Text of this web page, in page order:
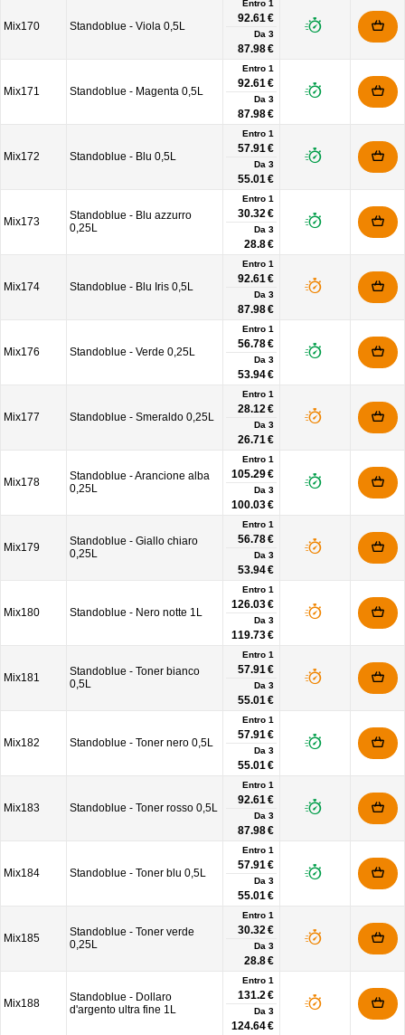
Mix170 Standoblue - Viola 0,5L
Entro 1
92.61 €
Da 3
87.98 €
Mix171 Standoblue - Magenta 0,5L
Entro 1
92.61 €
Da 3
87.98 €
Mix172 Standoblue - Blu 0,5L
Entro 1
57.91 €
Da 3
55.01 €
Mix173
Standoblue - Blu azzurro
0,25L
Entro 1
30.32 €
Da 3
28.8 €
Mix174 Standoblue - Blu Iris 0,5L
Entro 1
92.61 €
Da 3
87.98 €
Mix176 Standoblue - Verde 0,25L
Entro 1
56.78 €
Da 3
53.94 €
Mix177 Standoblue - Smeraldo 0,25L
Entro 1
28.12 €
Da 3
26.71 €
Mix178
Standoblue - Arancione alba
0,25L
Entro 1
105.29 €
Da 3
100.03 €
Mix179
Standoblue - Giallo chiaro
0,25L
Entro 1
56.78 €
Da 3
53.94 €
Mix180 Standoblue - Nero notte 1L
Entro 1
126.03 €
Da 3
119.73 €
Mix181
Standoblue - Toner bianco
0,5L
Entro 1
57.91 €
Da 3
55.01 €
Mix182 Standoblue - Toner nero 0,5L
Entro 1
57.91 €
Da 3
55.01 €
Mix183 Standoblue - Toner rosso 0,5L
Entro 1
92.61 €
Da 3
87.98 €
Mix184 Standoblue - Toner blu 0,5L
Entro 1
57.91 €
Da 3
55.01 €
Mix185
Standoblue - Toner verde
0,25L
Entro 1
30.32 €
Da 3
28.8 €
Mix188
Standoblue - Dollaro
d'argento ultra fine 1L
Entro 1
131.2 €
Da 3
124.64 €